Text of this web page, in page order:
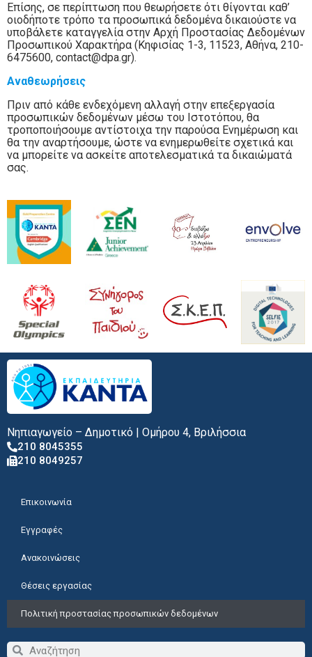
Επίσης, σε περίπτωση που θεωρήσετε ότι θίγονται καθ’
οιοδήποτε τρόπο τα προσωπικά δεδομένα δικαιούστε να
υποβάλετε καταγγελία στην Αρχή Προστασίας Δεδομένων
Προσωπικού Χαρακτήρα (Κηφισίας 1-3, 11523, Αθήνα, 210-
6475600, contact@dpa.gr).
Αναθεωρήσεις
Πριν από κάθε ενδεχόμενη αλλαγή στην επεξεργασία
προσωπικών δεδομένων μέσω του Ιστοτόπου, θα
τροποποιήσουμε αντίστοιχα την παρούσα Ενημέρωση και
θα την αναρτήσουμε, ώστε να ενημερωθείτε σχετικά και
να μπορείτε να ασκείτε αποτελεσματικά τα δικαιώματά
σας.
Νηπιαγωγείο – Δημοτικό | Ομήρου 4, Βριλήσσια
210 8045355
210 8049257
Επικοινωνία
Εγγραφές
Ανακοινώσεις
Θέσεις εργασίας
Πολιτική προστασίας προσωπικών δεδομένων